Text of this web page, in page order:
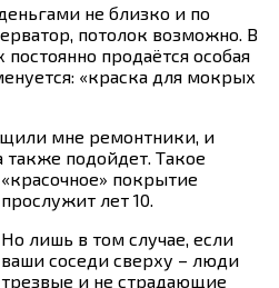
не близко и по
потолок возможно. В
продаётся особая
«краска для мокрых
мне ремонтники, и
также подойдет. Такое
«красочное» покрытие
прослужит лет 10.
Но лишь в том случае, если
ваши соседи сверху – люди
трезвые и не страдающие